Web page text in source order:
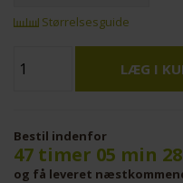
Størrelsesguide
Bestil indenfor
47 timer 05 min
og få leveret